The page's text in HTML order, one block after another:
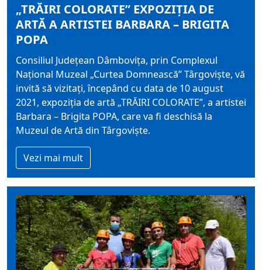
„TRĂIRI COLORATE” EXPOZIŢIA DE
ARTĂ A ARTISTEI BARBARA – BRIGITA
POPA
Consiliul Județean Dâmbovița, prin Complexul
Național Muzeal „Curtea Domnească” Târgoviște, vă
invită să vizitați, începând cu data de 10 august
2021, expoziţia de artă „TRĂIRI COLORATE”, a artistei
Barbara – Brigita POPA, care va fi deschisă la
Muzeul de Artă din Târgovişte.
Vezi mai mult